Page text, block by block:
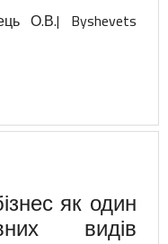
О.В.| Byshevets
як один
видів
журналу
роботи